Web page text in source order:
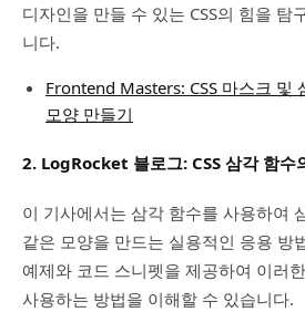
디자인을 만들 수 있는 CSS의 힘을 탐
니다.
Frontend Masters: CSS 마스크 및
모양 만들기
2. LogRocket 블로그: CSS 삼각 함수
이 기사에서는 삼각 함수를 사용하여
같은 모양을 만드는 실용적인 응용 방
예제와 코드 스니펫을 제공하여 이러
사용하는 방법을 이해할 수 있습니다.